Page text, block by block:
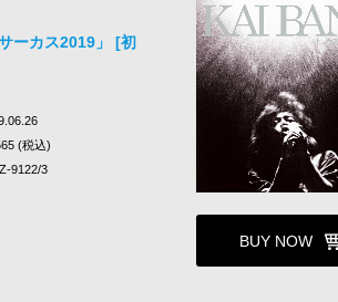
ーカス2019」 [初
(税込)
9122/3
BUY NOW